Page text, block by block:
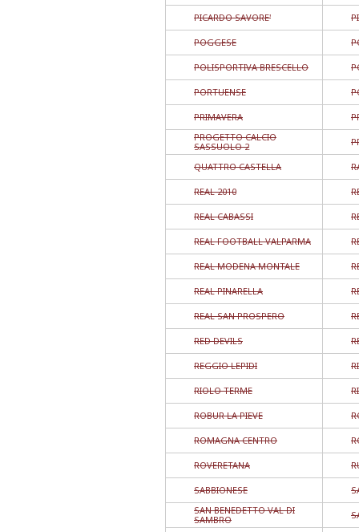
PICARDO SAVORE'
POGGESE
POLISPORTIVA BRESCELLO
PORTUENSE
PRIMAVERA
PROGETTO CALCIO
SASSUOLO 2
QUATTRO CASTELLA
REAL 2010
REAL CABASSI
REAL FOOTBALL VALPARMA
REAL MODENA MONTALE
REAL PINARELLA
REAL SAN PROSPERO
RED DEVILS
REGGIO LEPIDI
RIOLO TERME
ROBUR LA PIEVE
ROMAGNA CENTRO
ROVERETANA
SABBIONESE
SAN BENEDETTO VAL DI
SAMBRO